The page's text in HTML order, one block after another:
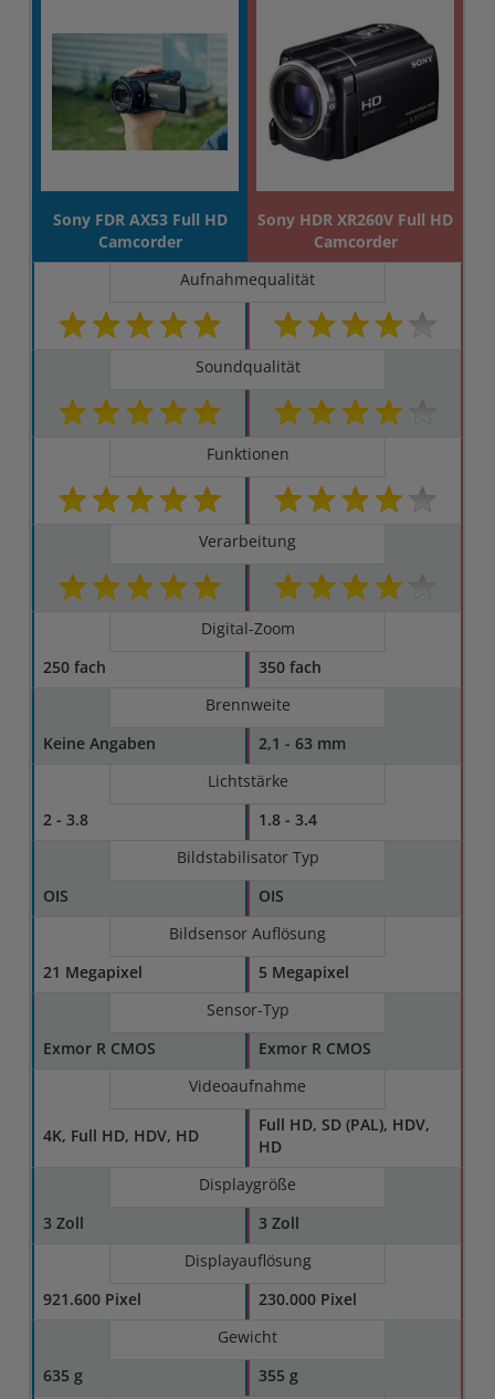
Sony FDR AX53 Full HD
Camcorder
Sony HDR XR260V Full HD
Camcorder
Aufnahmequalität
Soundqualität
Funktionen
Verarbeitung
Digital-Zoom
250 fach
350 fach
Brennweite
Keine Angaben
2,1 - 63 mm
Lichtstärke
2 - 3.8
1.8 - 3.4
Bildstabilisator Typ
OIS
OIS
Bildsensor Auflösung
21 Megapixel
5 Megapixel
Sensor-Typ
Exmor R CMOS
Exmor R CMOS
Videoaufnahme
4K, Full HD, HDV, HD
Full HD, SD (PAL), HDV,
HD
Displaygröße
3 Zoll
3 Zoll
Displayauflösung
921.600 Pixel
230.000 Pixel
Gewicht
635 g
355 g